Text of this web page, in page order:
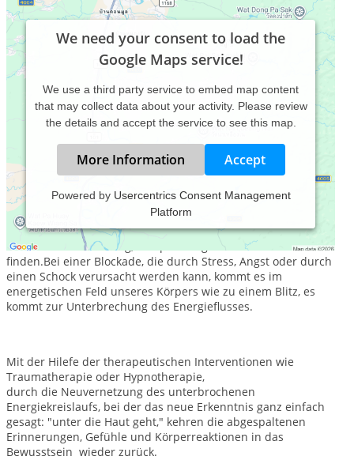
We need your consent to load the
Google Maps service!
We use a third party service to embed map content
that may collect data about your activity. Please review
the details and accept the service to see this map.
More Information Accept
Powered by Usercentrics Consent Management
Platform
Für mich ist es sehr wichtig, mit ganzheitlichen
Therapiemethoden zu arbeiten,durch die Ihr Körper, Geist
und Seele den Einklang, Entspannung und Ruhe wieder
finden.Bei einer Blockade, die durch Stress, Angst oder durch
einen Schock verursacht werden kann, kommt es im
energetischen Feld unseres Körpers wie zu einem Blitz, es
kommt zur Unterbrechung des Energieflusses.
Mit der Hilefe der therapeutischen Interventionen wie
Traumatherapie oder Hypnotherapie,
durch die Neuvernetzung des unterbrochenen
Energiekreislaufs, bei der das neue Erkenntnis ganz einfach
gesagt: "unter die Haut geht," kehren die abgespaltenen
Erinnerungen, Gefühle und Körperreaktionen in das
Bewusstsein wieder zurück.